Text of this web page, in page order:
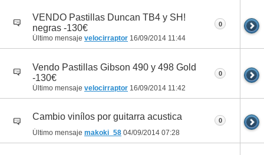
VENDO Pastillas Duncan TB4 y SH!
negras -130€
Último mensaje velocirraptor 16/09/2014 11:44
0
Vendo Pastillas Gibson 490 y 498 Gold
-130€
Último mensaje velocirraptor 16/09/2014 11:42
0
Cambio vinílos por guitarra acustica
Último mensaje makoki_58 04/09/2014 07:28
0